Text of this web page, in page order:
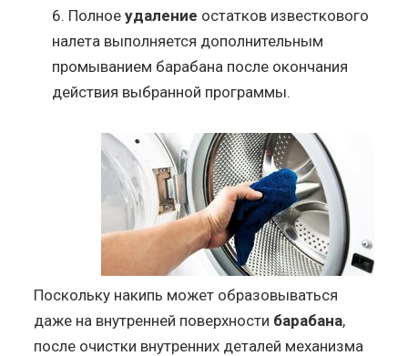
Полноеудаление остатков известкового
налета выполняется дополнительным
промыванием барабана после окончания
действия выбранной программы.
Поскольку накипь может образовываться
даже на внутренней поверхности барабана,
после очистки внутренних деталей механизма